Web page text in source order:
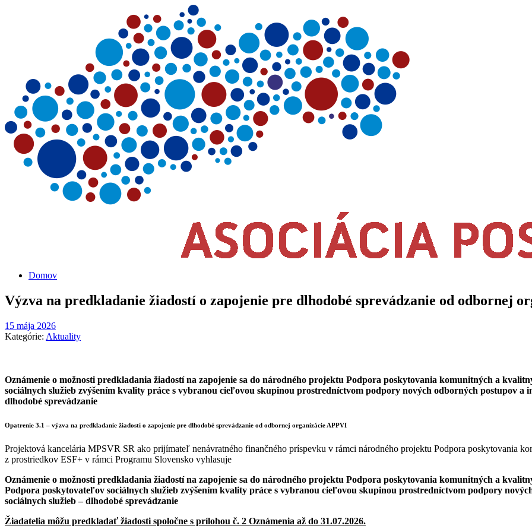
Domov
Výzva na predkladanie žiadostí o zapojenie pre dlhodobé sprevádzanie od odbornej
15 mája 2026
Kategórie: Aktuality
Oznámenie o možnosti predkladania žiadostí na zapojenie sa do národného projektu Podpora poskytovania komunitných a
sociálnych služieb zvýšením kvality práce s vybranou cieľovou skupinou prostredníctvom podpory nových odborných postupov a
dlhodobé sprevádzanie
Opatrenie 3.1 – výzva na predkladanie žiadostí o zapojenie pre dlhodobé sprevádzanie od odbornej organizácie APPVI
Projektová kancelária MPSVR SR ako prijímateľ nenávratného finančného príspevku v rámci národného projektu Podpora poskytovania
z prostriedkov ESF+ v rámci Programu Slovensko vyhlasuje
Oznámenie o možnosti predkladania žiadostí na zapojenie sa do národného projektu Podpora poskytovania komunitných a
Podpora poskytovateľov sociálnych služieb zvýšením kvality práce s vybranou cieľovou skupinou prostredníctvom podpory
sociálnych služieb – dlhodobé sprevádzanie
Žiadatelia môžu predkladať žiadosti spoločne s prílohou č. 2 Oznámenia až do 31.07.2026.